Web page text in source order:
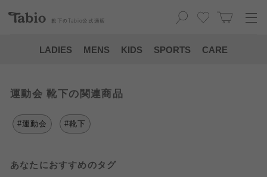
靴下の Tabio 公式通販
LADIES MENS KIDS SPORTS CARE
運動会 靴下の関連商品
#運動会 #靴下
あなたにおすすめのタグ